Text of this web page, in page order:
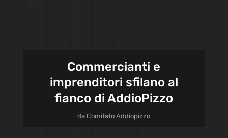
Commercianti e
imprenditori sfilano al
fianco di AddioPizzo
daComitato Addiopizzo